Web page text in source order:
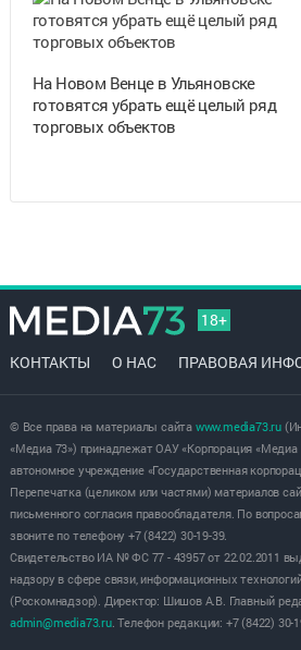
На Новом Венце в Ульяновске
готовятся убрать ещё целый ряд
торговых объектов
18+
КОНТАКТЫ О НАС ПРАВОВАЯ
© Все права на материалы сайта www.media73.ru
«Медиа 73») принадлежат ОАУ «Корпорация «Медиа
автономное учреждение «Государственная
Перепечатка (целиком или частями) материалов
письменного согласия правообладателя. По
звоните по телефону +7 (8422) 30-19-39.
Свидетельство ИА № ФС 77 - 43957 от 22.02.2011
надзору в сфере связи, информационных
(Роскомнадзор). Директор: Шишов А.В. Главный
admin@media73.ru. Телефон редакции: +7 (8422) 30-